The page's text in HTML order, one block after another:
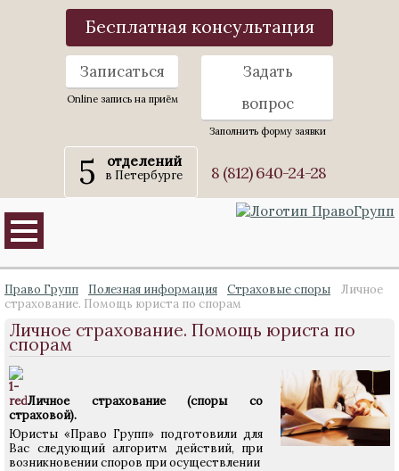
Бесплатная консультация
Записаться
Online запись на приём
Задать
вопрос
Заполнить форму заявки
5 отделений
в Петербурге 8 (812) 640-24-28
Право Групп Полезная информация Страховые споры
Личное
страхование. Помощь юриста по спорам
Личное страхование. Помощь юриста по
спорам
Личное страхование (споры со
страховой).
Юристы «Право Групп» подготовили для
Вас следующий алгоритм действий, при
возникновении споров при осуществлении